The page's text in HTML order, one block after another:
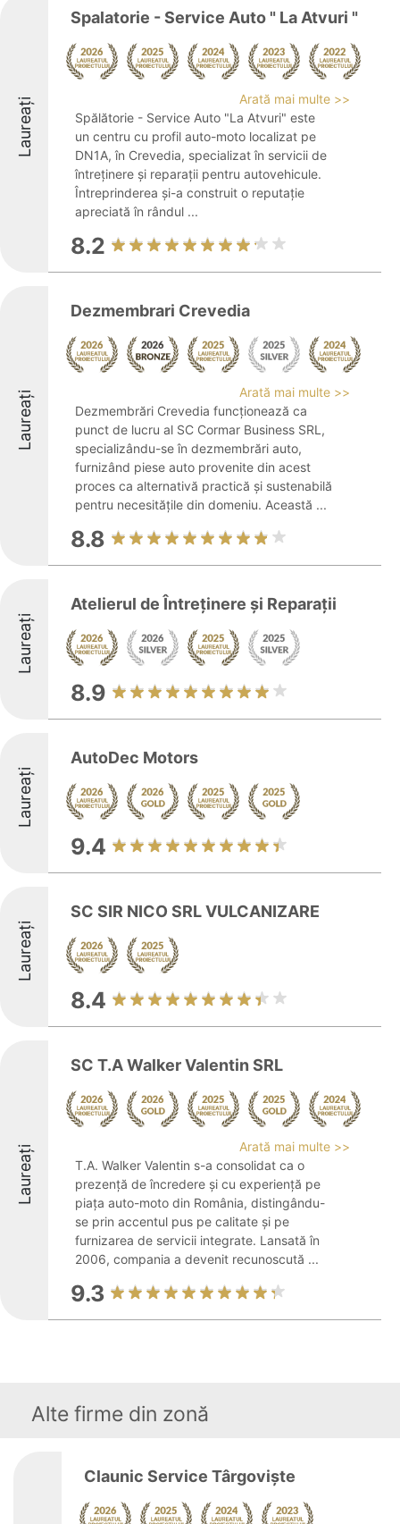
Laureați
Spalatorie - Service Auto " La Atvuri "
Arată mai multe >>
Spălătorie - Service Auto "La Atvuri" este
un centru cu profil auto-moto localizat pe
DN1A, în Crevedia, specializat în servicii de
întreținere și reparații pentru autovehicule.
Întreprinderea și-a construit o reputație
apreciată în rândul ...
8.2
Laureați
Dezmembrari Crevedia
Arată mai multe >>
Dezmembrări Crevedia funcționează ca
punct de lucru al SC Cormar Business SRL,
specializându-se în dezmembrări auto,
furnizând piese auto provenite din acest
proces ca alternativă practică și sustenabilă
pentru necesitățile din domeniu. Această ...
8.8
Laureați
Atelierul de Întreținere și Reparații
8.9
Laureați
AutoDec Motors
9.4
Laureați
SC SIR NICO SRL VULCANIZARE
8.4
Laureați
SC T.A Walker Valentin SRL
Arată mai multe >>
T.A. Walker Valentin s-a consolidat ca o
prezență de încredere și cu experiență pe
piața auto-moto din România, distingându-
se prin accentul pus pe calitate și pe
furnizarea de servicii integrate. Lansată în
2006, compania a devenit recunoscută ...
9.3
Alte firme din zonă
Claunic Service Târgoviște